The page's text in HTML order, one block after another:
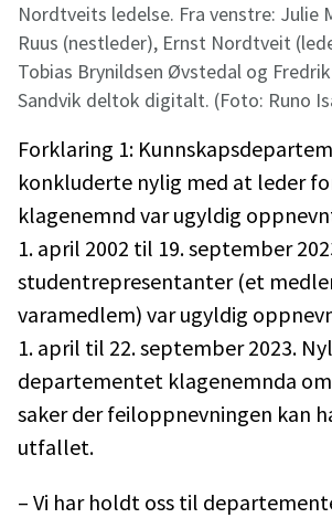
Nordtveits ledelse. Fra venstre: Julie
Ruus (nestleder), Ernst Nordtveit
Tobias Brynildsen Øvstedal og
Sandvik deltok digitalt. (Foto: Runo
Forklaring 1:
konkluderte nylig med at leder
klagenemnd var ugyldig
1. april 2002 til 19. september
studentrepresentanter (et
varamedlem) var ugyldig
1. april til 22. september 2023.
departementet klagenemnda
saker der feiloppnevningen kan
utfallet.
– Vi har holdt oss til